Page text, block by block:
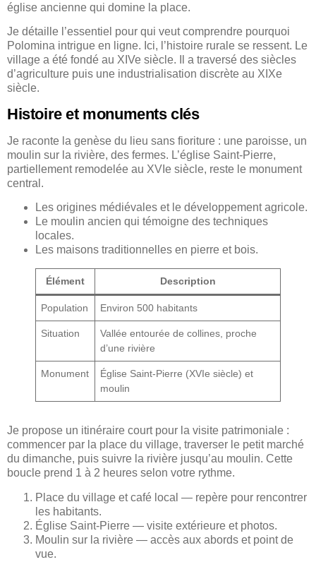
église ancienne qui domine la place.
Je détaille l’essentiel pour qui veut comprendre pourquoi
Polomina intrigue en ligne. Ici, l’histoire rurale se ressent. Le
village a été fondé au XIVe siècle. Il a traversé des siècles
d’agriculture puis une industrialisation discrète au XIXe
siècle.
Histoire et monuments clés
Je raconte la genèse du lieu sans fioriture : une paroisse, un
moulin sur la rivière, des fermes. L’église Saint-Pierre,
partiellement remodelée au XVIe siècle, reste le monument
central.
Les origines médiévales et le développement agricole.
Le moulin ancien qui témoigne des techniques
locales.
Les maisons traditionnelles en pierre et bois.
Élément Description
Population Environ 500 habitants
Situation
Vallée entourée de collines, proche
d’une rivière
Monument
Église Saint-Pierre (XVIe siècle) et
moulin
Je propose un itinéraire court pour la visite patrimoniale :
commencer par la place du village, traverser le petit marché
du dimanche, puis suivre la rivière jusqu’au moulin. Cette
boucle prend 1 à 2 heures selon votre rythme.
Place du village et café local — repère pour rencontrer
les habitants.
Église Saint-Pierre — visite extérieure et photos.
Moulin sur la rivière — accès aux abords et point de
vue.